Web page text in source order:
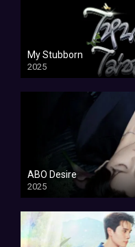
My Stubborn
2025
ABO Desire
2025